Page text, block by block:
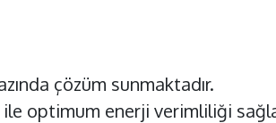
çözüm sunmaktadır.
optimum enerji verimliliği